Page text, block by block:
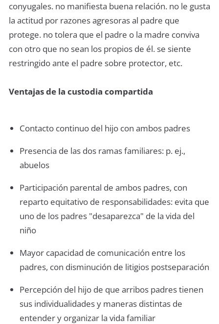
conyugales. no manifiesta buena relación. no le gusta
la actitud por razones agresoras al padre que
protege. no tolera que el padre o la madre conviva
con otro que no sean los propios de él. se siente
restringido ante el padre sobre protector, etc.
Ventajas de la custodia compartida
Contacto continuo del hijo con ambos padres
Presencia de las dos ramas familiares: p. ej.,
abuelos
Participación parental de ambos padres, con
reparto equitativo de responsabilidades: evita que
uno de los padres "desaparezca" de la vida del
niño
Mayor capacidad de comunicación entre los
padres, con disminución de litigios postseparación
Percepción del hijo de que arribos padres tienen
sus individualidades y maneras distintas de
entender y organizar la vida familiar